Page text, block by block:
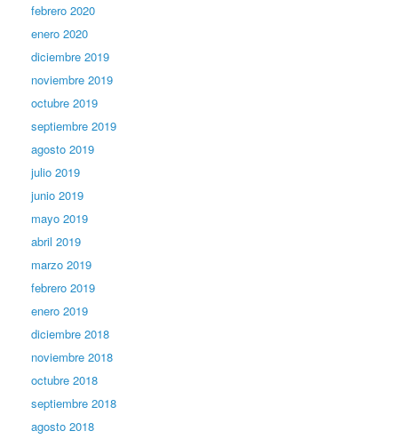
febrero 2020
enero 2020
diciembre 2019
noviembre 2019
octubre 2019
septiembre 2019
agosto 2019
julio 2019
junio 2019
mayo 2019
abril 2019
marzo 2019
febrero 2019
enero 2019
diciembre 2018
noviembre 2018
octubre 2018
septiembre 2018
agosto 2018